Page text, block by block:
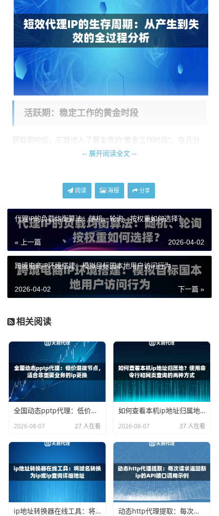
活跃期：稳定工作的黄金时段
获取到IP后，它就进入了最宝贵的“黄金工作时段”。在几分
钟到几十分钟的有效期内，这个IP会忠实地为你转发网络请
分发网络。你的请求会被调度到离你目标服务器最近的节
在此期间，IP的可用性是需要持续关注的。虽然天启代理的I
P可用率很高，但网络环境瞬息万变。一个最佳实践是，在
重要的批量任务中，即使IP在有效期内，也建议设置一个简
短的健康检查机制，比如每隔一段时间用该IP访问一个稳定
的网站，确认其依然通畅。
没有任何一个短效代理IP能永远保持巅峰状态。在生命周期
的后半段，它可能会进入“衰退期”。表现出的征兆包括：
响应速度变慢：之前毫秒级的响应，现在可能需要数
秒。
连接不稳定：
偶尔会出现连接超时或断线的情况。
目标网站访问受限：目标服务器可能识别出该IP的异常
流量，开始限制访问。
这个阶段是判断是否需要更换IP的关键时刻。如果你发现上
述迹象，最明智的做法不是等待IP彻底失效，而是主动通过
API向天启代理获取一个新的IP，以保证业务任务的连续性。
失效期：生命周期的终结
当预设的有效时间（例如15分钟）到期，或者由于过度使用
-- 展开阅读全文 --
阅读 海报 分享
代理IP的负载均衡算法：随机、轮询、按权重如何选择？
« 上一篇 2026-04-02
跨境电商IP环境搭建：模拟目标国本地用户访问行为
下一篇 »
2026-04-02
相关阅读
全国动态pptp代理：低价混拨节点，适合非重要业务的ip更换
2026-08-07 27 人在看
如何查看本机ip地址归属地？使用命令行和网页查询的两种方式
2026-08-07 37 人在看
ip地址转换器在线工具：将域名转换为ip或ip查询详细地址 动态http代理提取：每次请求返回新ip的API接口调用示例